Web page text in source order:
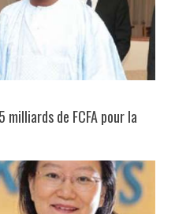
milliards de FCFA pour la